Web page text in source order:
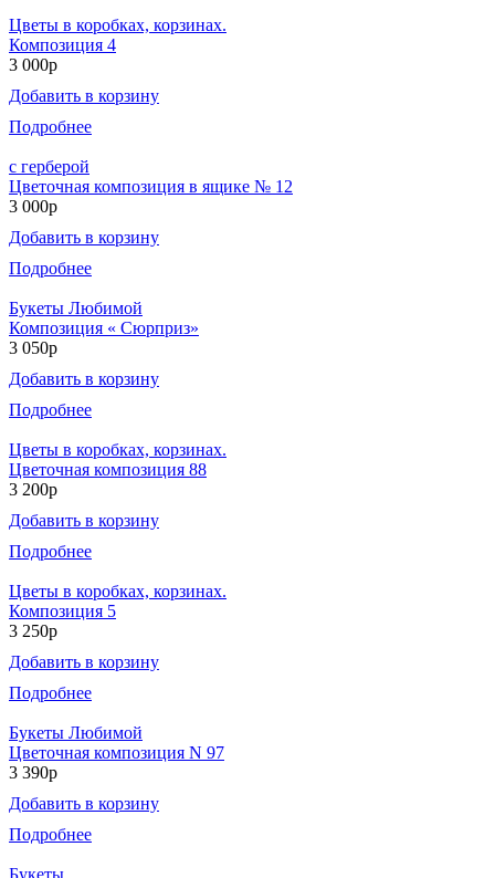
Цветы в коробках, корзинах.
Композиция 4
3 000р
Добавить в корзину
Подробнее
с герберой
Цветочная композиция в ящике № 12
3 000р
Добавить в корзину
Подробнее
Букеты Любимой
Композиция « Сюрприз»
3 050р
Добавить в корзину
Подробнее
Цветы в коробках, корзинах.
Цветочная композиция 88
3 200р
Добавить в корзину
Подробнее
Цветы в коробках, корзинах.
Композиция 5
3 250р
Добавить в корзину
Подробнее
Букеты Любимой
Цветочная композиция N 97
3 390р
Добавить в корзину
Подробнее
Букеты